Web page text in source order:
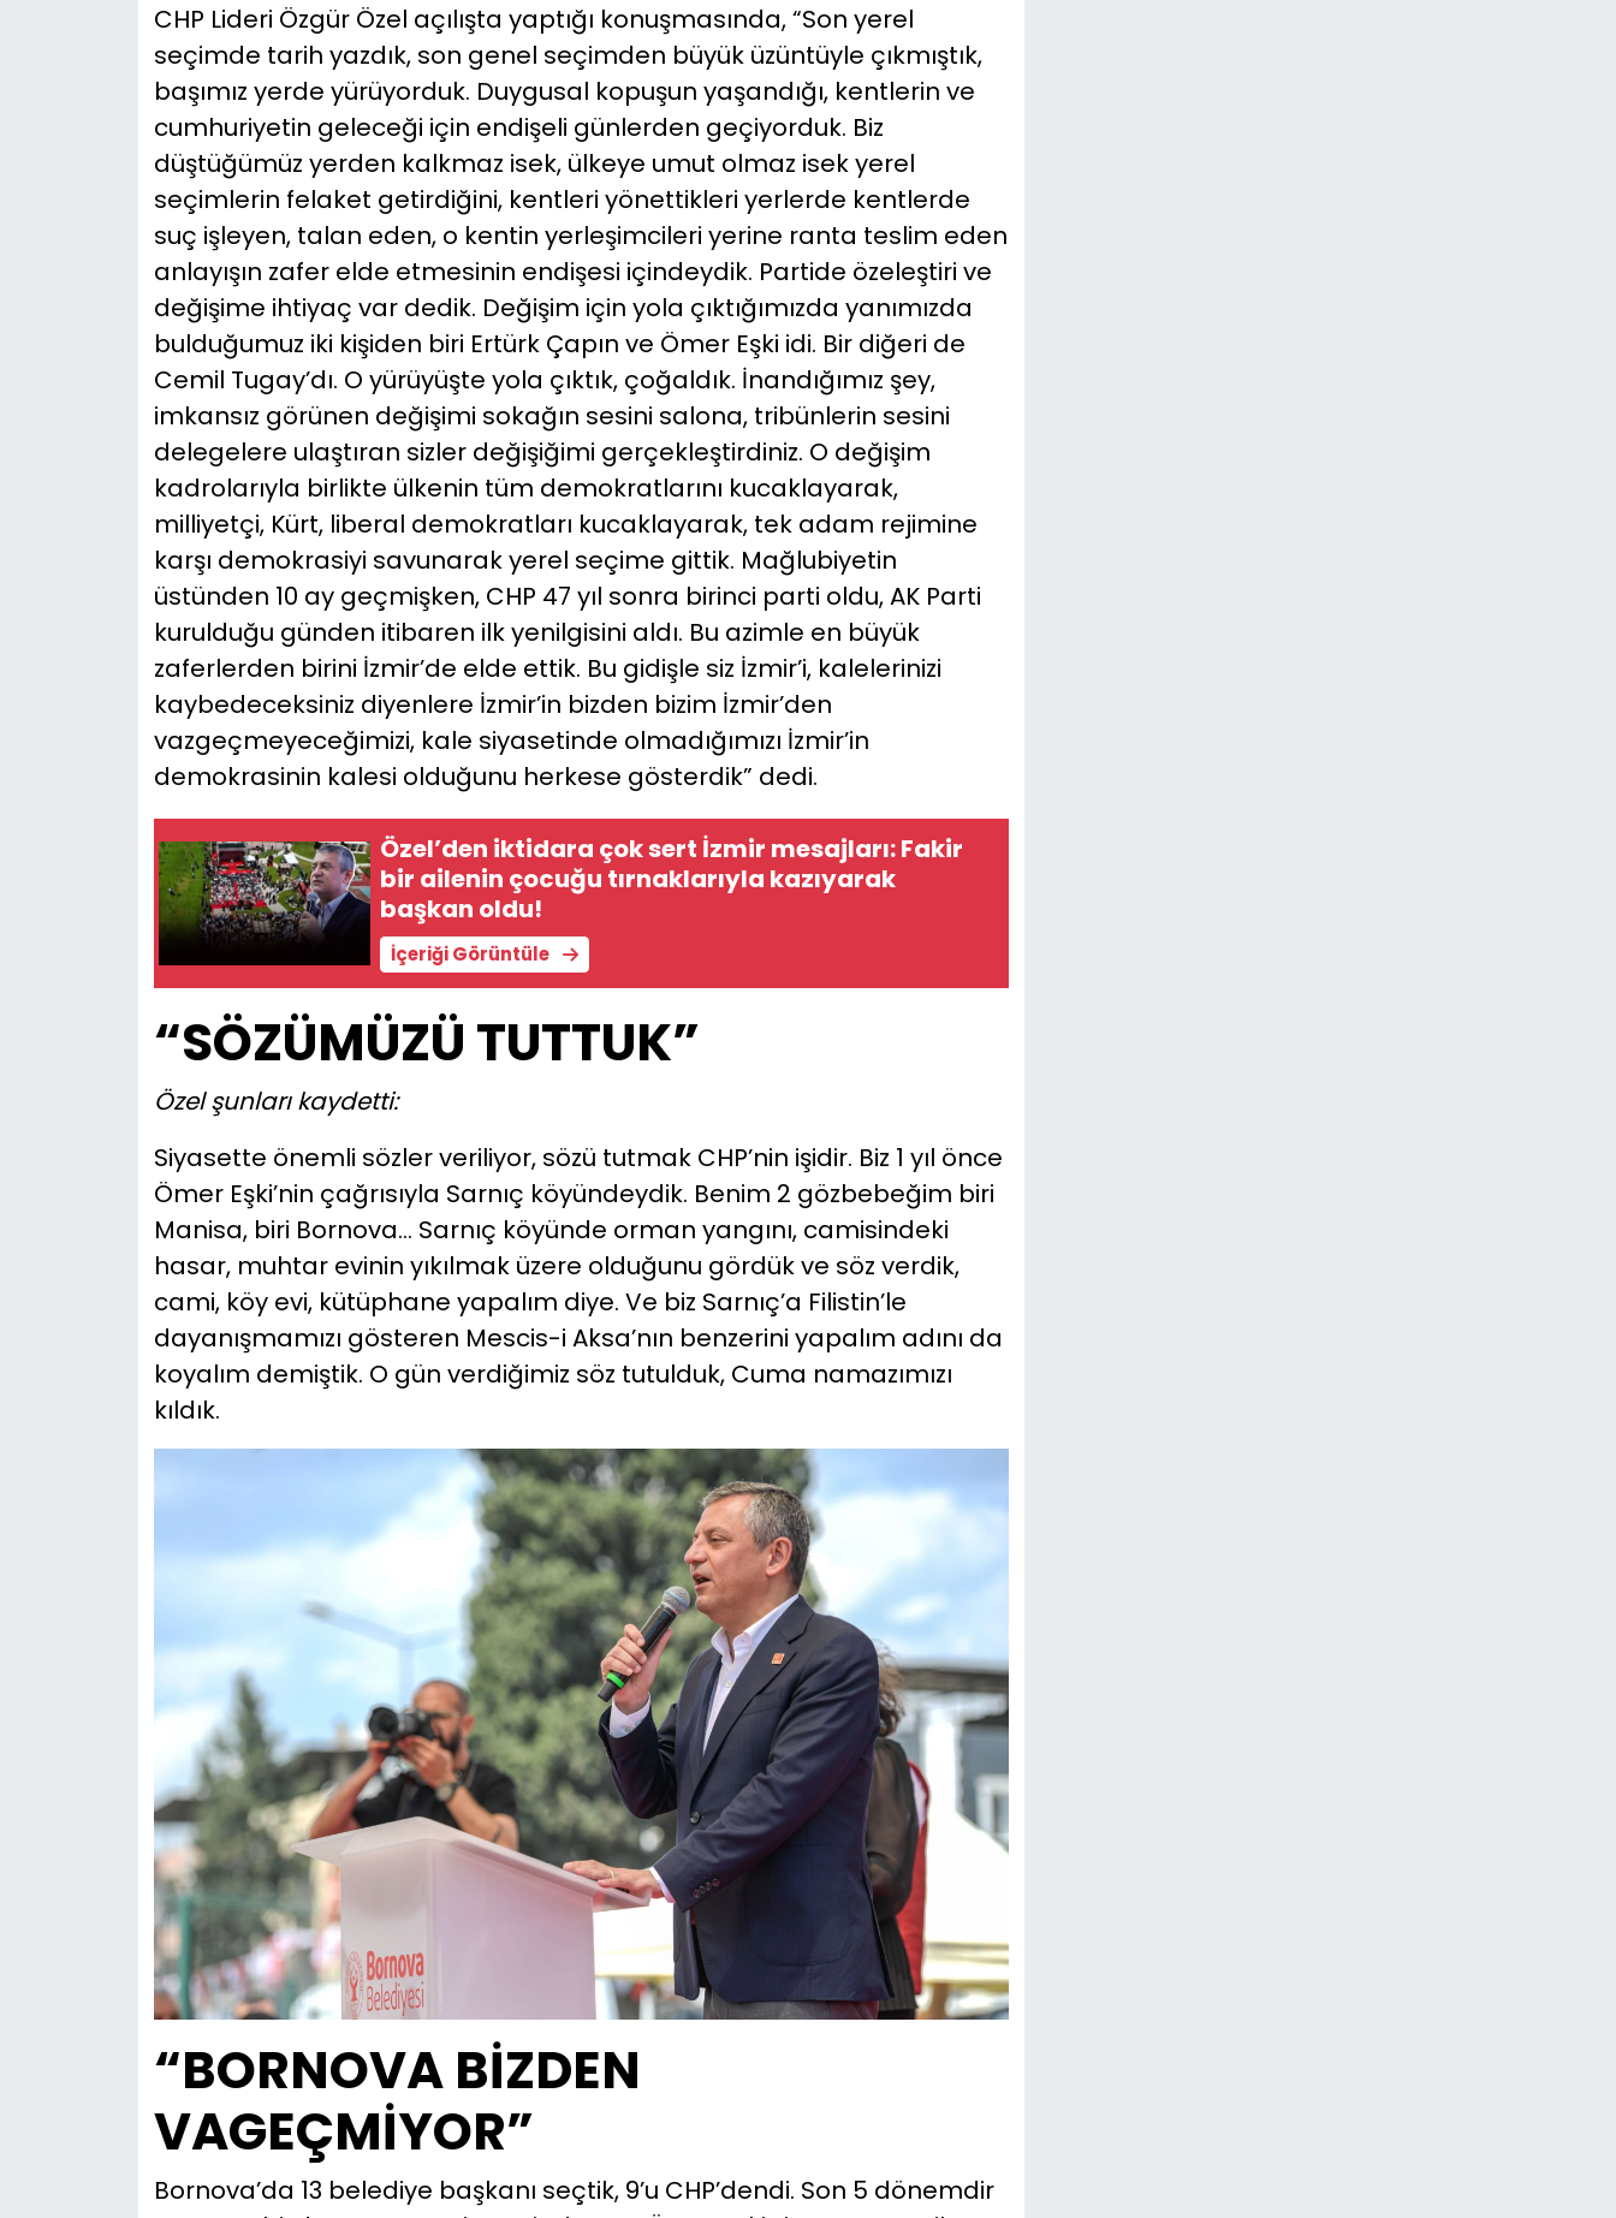
CHP Lideri Özgür Özel açılışta yaptığı konuşmasında, “Son yerel
seçimde tarih yazdık, son genel seçimden büyük üzüntüyle çıkmıştık,
başımız yerde yürüyorduk. Duygusal kopuşun yaşandığı, kentlerin ve
cumhuriyetin geleceği için endişeli günlerden geçiyorduk. Biz
düştüğümüz yerden kalkmaz isek, ülkeye umut olmaz isek yerel
seçimlerin felaket getirdiğini, kentleri yönettikleri yerlerde kentlerde
suç işleyen, talan eden, o kentin yerleşimcileri yerine ranta teslim eden
anlayışın zafer elde etmesinin endişesi içindeydik. Partide özeleştiri ve
değişime ihtiyaç var dedik. Değişim için yola çıktığımızda yanımızda
bulduğumuz iki kişiden biri Ertürk Çapın ve Ömer Eşki idi. Bir diğeri de
Cemil Tugay’dı. O yürüyüşte yola çıktık, çoğaldık. İnandığımız şey,
imkansız görünen değişimi sokağın sesini salona, tribünlerin sesini
delegelere ulaştıran sizler değişiğimi gerçekleştirdiniz. O değişim
kadrolarıyla birlikte ülkenin tüm demokratlarını kucaklayarak,
milliyetçi, Kürt, liberal demokratları kucaklayarak, tek adam rejimine
karşı demokrasiyi savunarak yerel seçime gittik. Mağlubiyetin
üstünden 10 ay geçmişken, CHP 47 yıl sonra birinci parti oldu, AK Parti
kurulduğu günden itibaren ilk yenilgisini aldı. Bu azimle en büyük
zaferlerden birini İzmir’de elde ettik. Bu gidişle siz İzmir’i, kalelerinizi
kaybedeceksiniz diyenlere İzmir’in bizden bizim İzmir’den
vazgeçmeyeceğimizi, kale siyasetinde olmadığımızı İzmir’in
demokrasinin kalesi olduğunu herkese gösterdik” dedi.
Özel’den iktidara çok sert İzmir mesajları: Fakir
bir ailenin çocuğu tırnaklarıyla kazıyarak
başkan oldu!
İçeriği Görüntüle
“SÖZÜMÜZÜ TUTTUK”
Özel şunları kaydetti:
Siyasette önemli sözler veriliyor, sözü tutmak CHP’nin işidir. Biz 1 yıl önce
Ömer Eşki’nin çağrısıyla Sarnıç köyündeydik. Benim 2 gözbebeğim biri
Manisa, biri Bornova… Sarnıç köyünde orman yangını, camisindeki
hasar, muhtar evinin yıkılmak üzere olduğunu gördük ve söz verdik,
cami, köy evi, kütüphane yapalım diye. Ve biz Sarnıç’a Filistin’le
dayanışmamızı gösteren Mescis-i Aksa’nın benzerini yapalım adını da
koyalım demiştik. O gün verdiğimiz söz tutulduk, Cuma namazımızı
kıldık.
“BORNOVA BİZDEN
VAGEÇMİYOR”
Bornova’da 13 belediye başkanı seçtik, 9’u CHP’dendi. Son 5 dönemdir